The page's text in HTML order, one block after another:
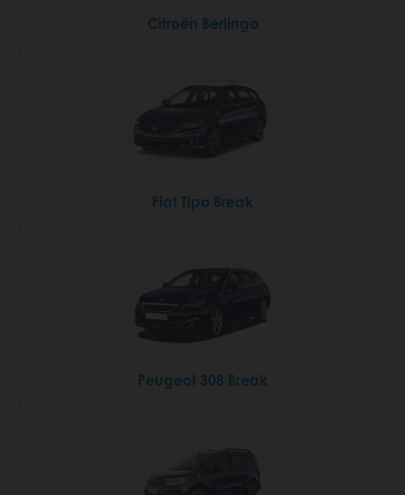
Citroën Berlingo
Fiat Tipo Break
Peugeot 308 Break